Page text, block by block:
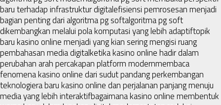
baru terhadap infrastruktur digitalefisiensi pemrosesan menjadi
bagian penting dari algoritma pg softalgoritma pg soft
dikembangkan melalui pola komputasi yang lebih adaptiftopik
baru kasino online menjadi yang kian sering mengisi ruang
pembahasan media digitalketika kasino online hadir dalam
perubahan arah percakapan platform modernmembaca
fenomena kasino online dari sudut pandang perkembangan
teknologiera baru kasino online dan perjalanan panjang menuju
media yang lebih interaktifbagaimana kasino online membentuk